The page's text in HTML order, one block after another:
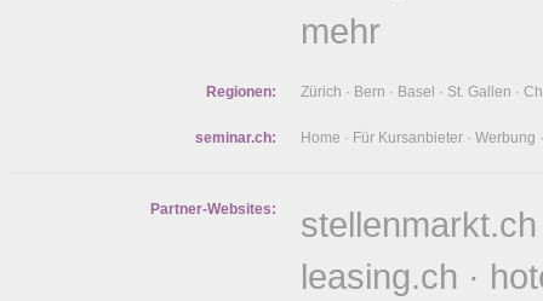
mehr
Regionen: Zürich · Bern · Basel · St. Gallen ·
seminar.ch: Home · Für Kursanbieter · Werbung
Partner-Websites: stellenmarkt.ch
leasing.ch ·